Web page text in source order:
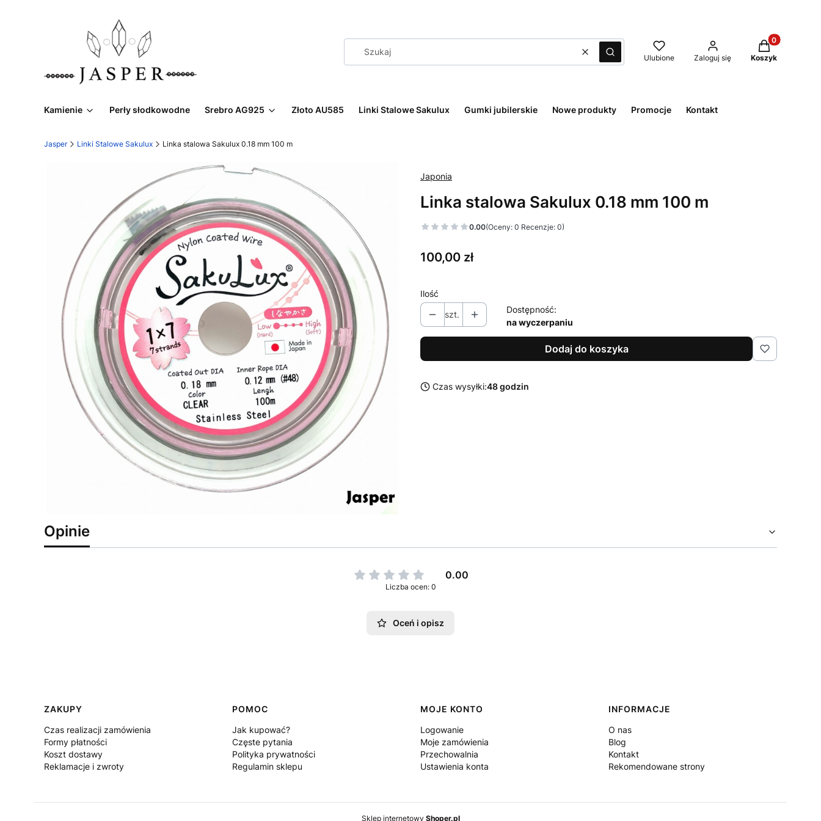
WyczyśćSzukaj Ulubione Zaloguj się
Produkty w
Koszyk
Kamienie Perły słodkowodne Srebro AG925 Złoto AU585 Linki Stalowe Sakulux Gumki jubilerskie Nowe produkty Promocje Kontakt
Jasper Linki Stalowe Sakulux Linka stalowa Sakulux 0.18 mm 100 m
Japonia
Linka stalowa Sakulux 0.18 mm 100 m
0.00(Oceny: 0 Recenzje: 0)
Cena
100,00 zł
Ilość
szt.
Dostępność:
na wyczerpaniu
Dodaj do koszyka
Czas wysyłki:48 godzin
Opinie
0.00
Liczba ocen: 0
Oceń i opisz
Linki w stopce
ZAKUPY
Czas realizacji zamówienia
Formy płatności
Koszt dostawy
Reklamacje i zwroty
POMOC
Jak kupować?
Częste pytania
Polityka prywatności
Regulamin sklepu
MOJE KONTO
Logowanie
Moje zamówienia
Przechowalnia
Ustawienia konta
INFORMACJE
O nas
Blog
Kontakt
Rekomendowane strony
Sklep internetowy Shoper.pl